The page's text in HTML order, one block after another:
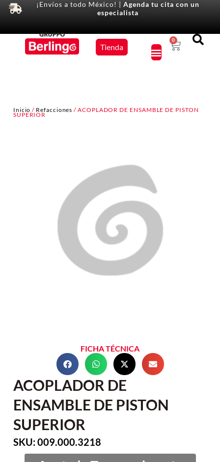
¡Envíos a todo México! | Agenda tu cita con un
especialista
Tienda
0
Inicio / Refacciones / ACOPLADOR DE ENSAMBLE DE PISTON
SUPERIOR
FICHA TÉCNICA
ACOPLADOR DE
ENSAMBLE DE PISTON
SUPERIOR
SKU: 009.000.3218